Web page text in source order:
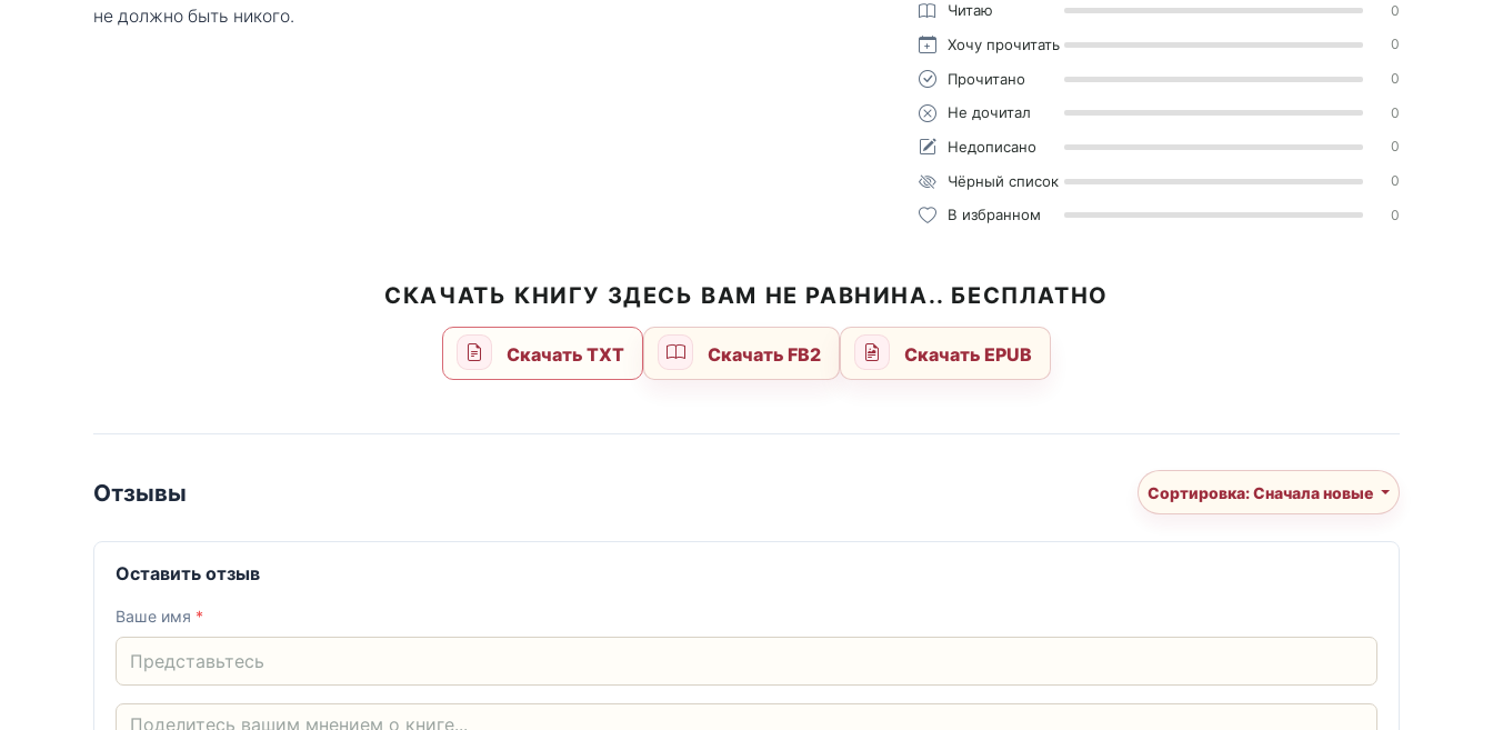
не должно быть никого.
Читаю 0
Хочу прочитать 0
Прочитано 0
Не дочитал 0
Недописано 0
Чёрный список 0
В избранном 0
СКАЧАТЬ КНИГУ ЗДЕСЬ ВАМ НЕ РАВНИНА.. БЕСПЛАТНО
Скачать TXT Скачать FB2 Скачать EPUB
Отзывы Сортировка: Сначала новые
Оставить отзыв
Ваше имя *